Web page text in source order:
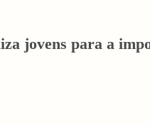
jovens para a